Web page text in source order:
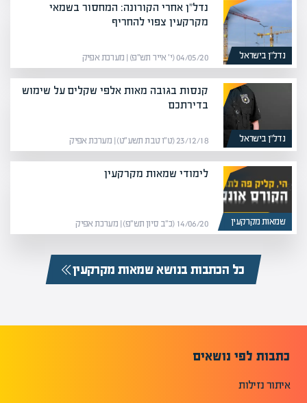
נדל”ן בישראל
נדל"ן אחרי הקורונה: המחסור בשמאי
מקרקעין צפוי להחריף
04/05/20 (י׳ אייר תש״פ) | מערכת אפיק
נדל”ן בישראל
קנסות בגובה מאות אלפי שקלים על שימוש
בדירתכם
23/12/18 (ט״ו טבת תשע״ט) | מערכת אפיק
שמאות מקרקעין
לימודי שמאות מקרקעין
14/06/20 (כ״ב סיון תש״פ) | מערכת אפיק
כל הכתבות בנושא שמאות מקרקעין
כתבות לפי נושאים
איתור נזילות